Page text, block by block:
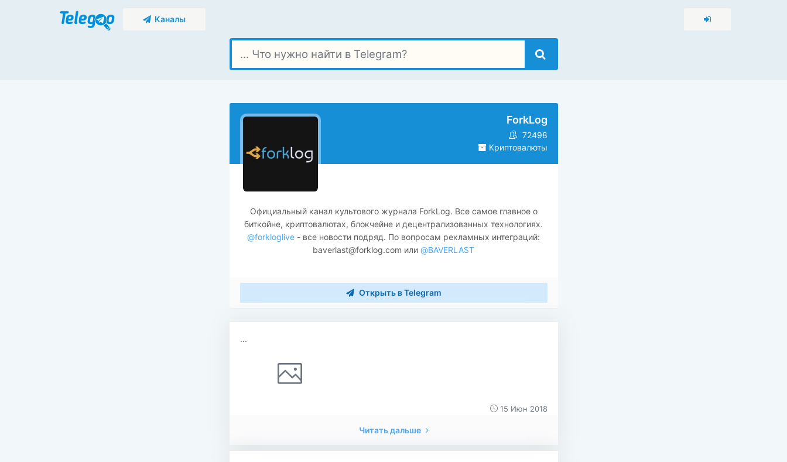
Каналы
ForkLog
72498
Криптовалюты
Официальный канал культового журнала ForkLog. Все самое главное о
биткойне, криптовалютах, блокчейне и децентрализованных технологиях.
@forkloglive - все новости подряд. По вопросам рекламных интеграций:
baverlast@forklog.com или @BAVERLAST
Открыть в Telegram
...
15 Июн 2018
Читать дальше